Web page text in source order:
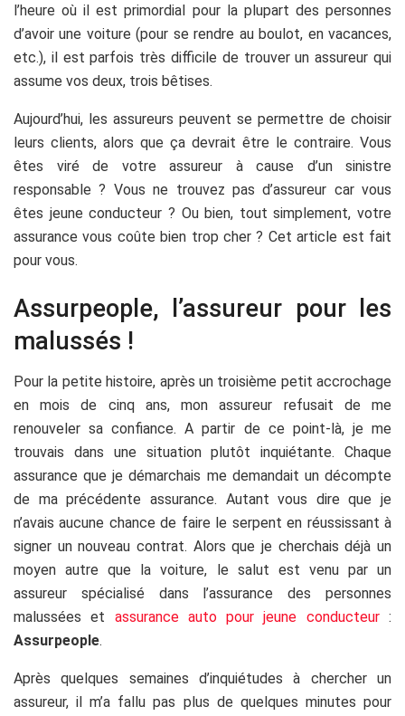
l’heure où il est primordial pour la plupart des personnes
d’avoir une voiture (pour se rendre au boulot, en vacances,
etc.), il est parfois très difficile de trouver un assureur qui
assume vos deux, trois bêtises.
Aujourd’hui, les assureurs peuvent se permettre de choisir
leurs clients, alors que ça devrait être le contraire. Vous
êtes viré de votre assureur à cause d’un sinistre
responsable ? Vous ne trouvez pas d’assureur car vous
êtes jeune conducteur ? Ou bien, tout simplement, votre
assurance vous coûte bien trop cher ? Cet article est fait
pour vous.
Assurpeople, l’assureur pour les
malussés !
Pour la petite histoire, après un troisième petit accrochage
en mois de cinq ans, mon assureur refusait de me
renouveler sa confiance. A partir de ce point-là, je me
trouvais dans une situation plutôt inquiétante. Chaque
assurance que je démarchais me demandait un décompte
de ma précédente assurance. Autant vous dire que je
n’avais aucune chance de faire le serpent en réussissant à
signer un nouveau contrat. Alors que je cherchais déjà un
moyen autre que la voiture, le salut est venu par un
assureur spécialisé dans l’assurance des personnes
malussées et assurance auto pour jeune conducteur:
Assurpeople.
Après quelques semaines d’inquiétudes à chercher un
assureur, il m’a fallu pas plus de quelques minutes pour